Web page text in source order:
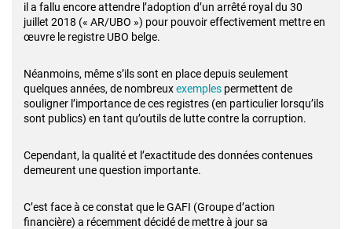
il a fallu encore attendre l’adoption d’un arrêté royal du 30
juillet 2018 (« AR/UBO ») pour pouvoir effectivement mettre en
œuvre le registre UBO belge.
Néanmoins, même s’ils sont en place depuis seulement
quelques années, de nombreuxexemples permettent de
souligner l’importance de ces registres (en particulier lorsqu’ils
sont publics) en tant qu’outils de lutte contre la corruption.
Cependant, la qualité et l’exactitude des données contenues
demeurent une question importante.
C’est face à ce constat que le GAFI (Groupe d’action
financière) a récemment décidé de mettre à jour sa